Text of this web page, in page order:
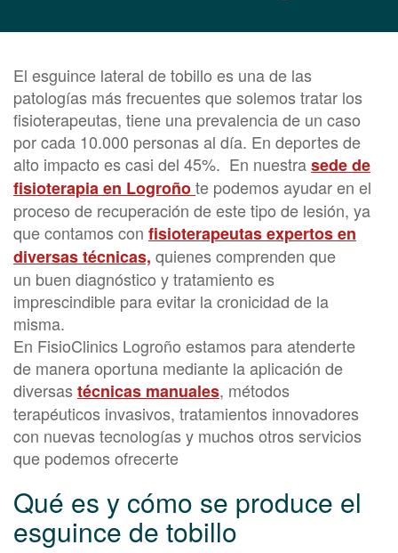
El esguince lateral de tobillo es una de las
patologías más frecuentes que solemos tratar los
fisioterapeutas, tiene una prevalencia de un caso
por cada 10.000 personas al día. En deportes de
alto impacto es casi del 45%. En nuestrasede de
fisioterapia en Logroñote podemos ayudar en el
proceso de recuperación de este tipo de lesión, ya
que contamos con fisioterapeutas expertos en
diversas técnicas, quienes comprenden que
un buen diagnóstico y tratamiento es
imprescindible para evitar la cronicidad de la
misma.
En FisioClinics Logroño estamos para atenderte
de manera oportuna mediante la aplicación de
diversastécnicas manuales, métodos
terapéuticos invasivos, tratamientos innovadores
con nuevas tecnologías y muchos otros servicios
que podemos ofrecerte
Qué es y cómo se produce el
esguince de tobillo